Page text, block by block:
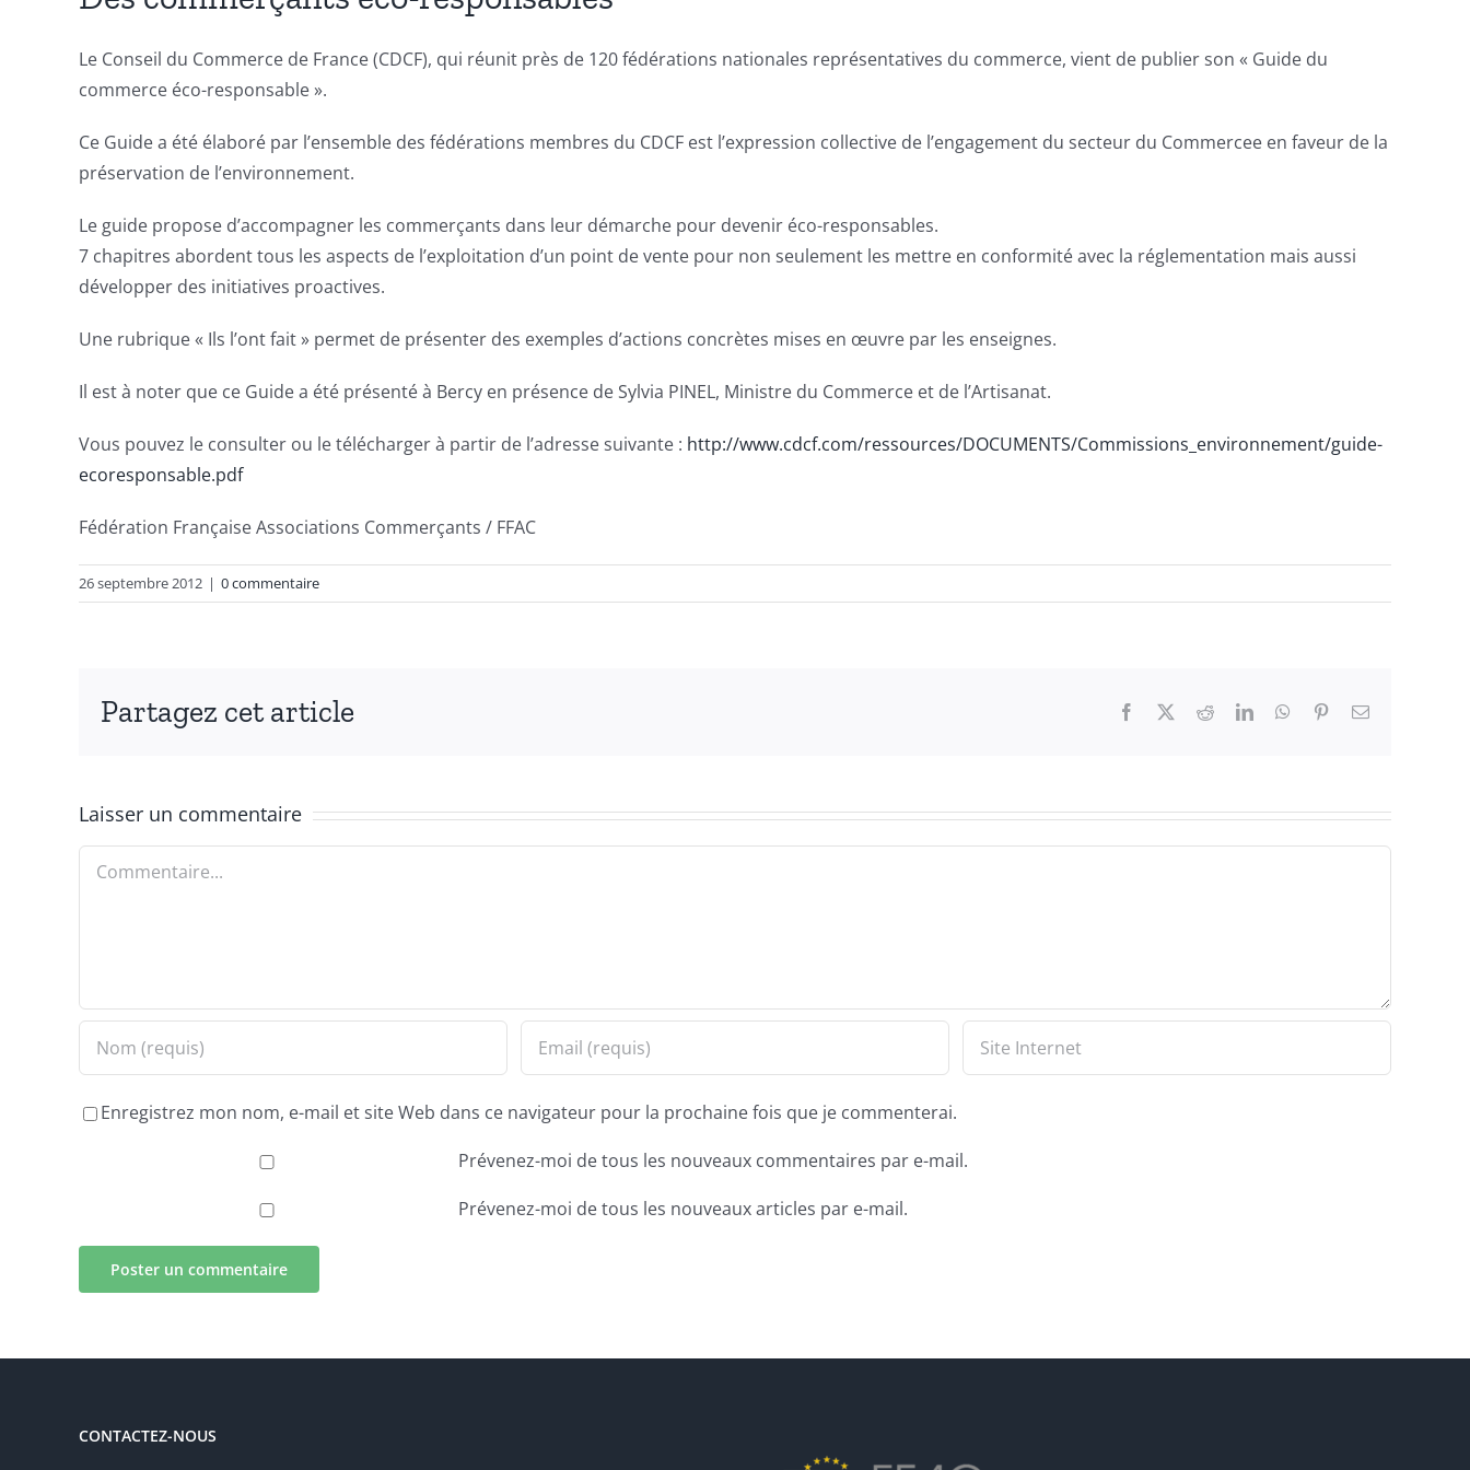
Le Conseil du Commerce de France (CDCF), qui réunit près de 120 fédérations nationales représentatives du commerce, vient de publier son « Guide du
commerce éco-responsable ».
Ce Guide a été élaboré par l’ensemble des fédérations membres du CDCF est l’expression collective de l’engagement du secteur du Commercee en faveur de la
préservation de l’environnement.
Le guide propose d’accompagner les commerçants dans leur démarche pour devenir éco-responsables.
7 chapitres abordent tous les aspects de l’exploitation d’un point de vente pour non seulement les mettre en conformité avec la réglementation mais aussi
développer des initiatives proactives.
Une rubrique « Ils l’ont fait » permet de présenter des exemples d’actions concrètes mises en œuvre par les enseignes.
Il est à noter que ce Guide a été présenté à Bercy en présence de Sylvia PINEL, Ministre du Commerce et de l’Artisanat.
Vous pouvez le consulter ou le télécharger à partir de l’adresse suivante : http://www.cdcf.com/ressources/DOCUMENTS/Commissions_environnement/guide-
ecoresponsable.pdf
Fédération Française Associations Commerçants / FFAC
26 septembre 2012 | 0 commentaire
Partagez cet article Facebook RedditLinkedInWhatsApp
PinterestEmail
Laisser un commentaire
Commentaire
Enregistrez mon nom, e-mail et site Web dans ce navigateur pour la prochaine fois que je commenterai.
Prévenez-moi de tous les nouveaux commentaires par e-mail.
Prévenez-moi de tous les nouveaux articles par e-mail.
CONTACTEZ-NOUS